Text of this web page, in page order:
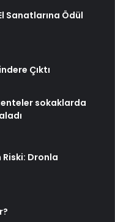
Sanatlarına Ödül
Çıktı
sokaklarda
Riski: Dronla